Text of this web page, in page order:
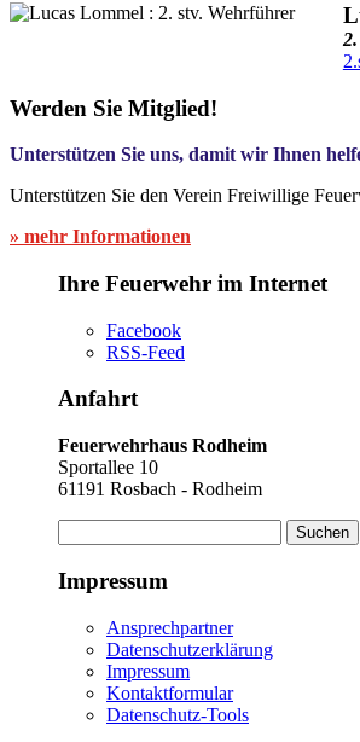
Werden Sie Mitglied!
Unterstützen Sie uns, damit wir Ihnen
Unterstützen Sie den Verein Freiwillige
» mehr Informationen
Ihre Feuerwehr im Internet
Facebook
RSS-Feed
Anfahrt
Feuerwehrhaus Rodheim
Sportallee 10
61191 Rosbach - Rodheim
nach:
Impressum
Ansprechpartner
Datenschutzerklärung
Impressum
Kontaktformular
Datenschutz-Tools